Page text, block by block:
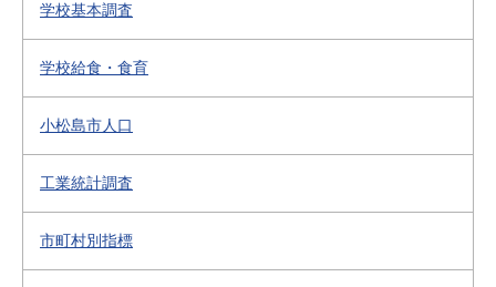
学校基本調査
学校給食・食育
小松島市人口
工業統計調査
市町村別指標